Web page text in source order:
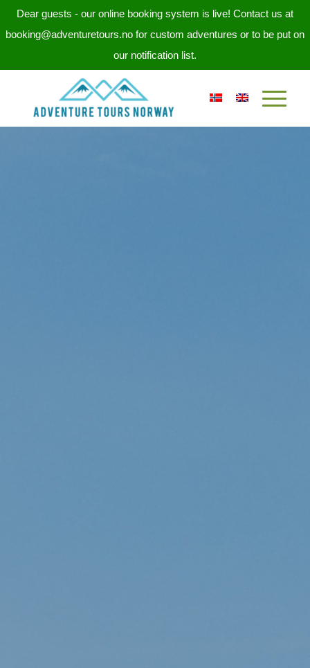
Dear guests - our online booking system is live! Contact us at
booking@adventuretours.no for custom adventures or to be put on
our notification list.